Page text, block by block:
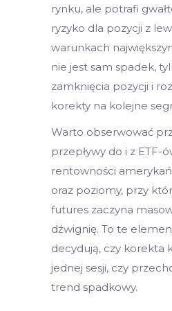
rynku, ale potrafi
ryzyko dla pozycji z
warunkach
nie jest sam spadek,
zamknięcia pozycji i
korekty na kolejne
Warto obserwować
przepływy do i z ETF-
rentowności
oraz poziomy, przy
futures zaczyna
dźwignię. To te
decydują, czy korekta
jednej sesji, czy
trend spadkowy.